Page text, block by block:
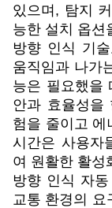
있으며, 탐지
능한 설치 옵션
방향 인식 기
움직임과 나가
능은 필요했을
안과 효율성을
험을 줄이고 에
시간은 사용자
여 원활한 활성
방향 인식 자
교통 환경의 요